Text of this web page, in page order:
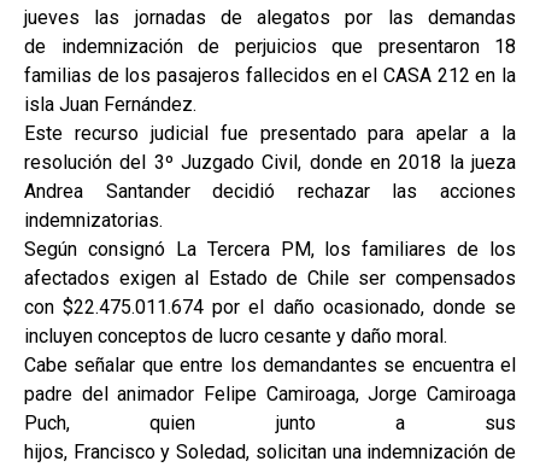
jueves las jornadas de alegatos por las demandas
de indemnización de perjuicios que presentaron 18
familias de los pasajeros fallecidos en el CASA 212 en la
isla Juan Fernández.
Este recurso judicial fue presentado para apelar a la
resolución del 3º Juzgado Civil, donde en 2018 la jueza
Andrea Santander decidió rechazar las acciones
indemnizatorias.
Según consignó La Tercera PM, los familiares de los
afectados exigen al Estado de Chile ser compensados
con $22.475.011.674 por el daño ocasionado, donde se
incluyen conceptos de lucro cesante y daño moral.
Cabe señalar que entre los demandantes se encuentra el
padre del animador Felipe Camiroaga, Jorge Camiroaga
Puch, quien junto a sus
hijos, Francisco y Soledad, solicitan una indemnización de